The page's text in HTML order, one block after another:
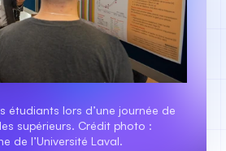
étudiants lors d’une journée de
supérieurs. Crédit photo :
de l’Université Laval.